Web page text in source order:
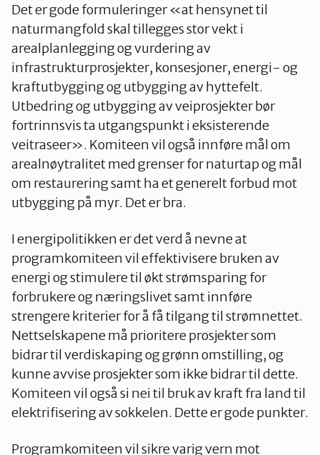
Det er gode formuleringer «at hensynet til
naturmangfold skal tillegges stor vekt i
arealplanlegging og vurdering av
infrastrukturprosjekter, konsesjoner, energi- og
kraftutbygging og utbygging av hyttefelt.
Utbedring og utbygging av veiprosjekter bør
fortrinnsvis ta utgangspunkt i eksisterende
veitraseer». Komiteen vil også innføre mål om
arealnøytralitet med grenser for naturtap og mål
om restaurering samt ha et generelt forbud mot
utbygging på myr. Det er bra.
I energipolitikken er det verd å nevne at
programkomiteen vil effektivisere bruken av
energi og stimulere til økt strømsparing for
forbrukere og næringslivet samt innføre
strengere kriterier for å få tilgang til strømnettet.
Nettselskapene må prioritere prosjekter som
bidrar til verdiskaping og grønn omstilling, og
kunne avvise prosjekter som ikke bidrar til dette.
Komiteen vil også si nei til bruk av kraft fra land til
elektrifisering av sokkelen. Dette er gode punkter.
Programkomiteen vil sikre varig vern mot